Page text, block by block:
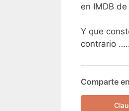
en IMDB de
Y que
contrario
Comparte